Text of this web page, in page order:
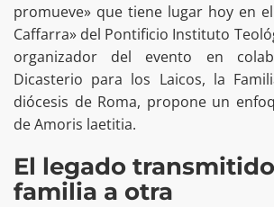
promueve» que tiene lugar hoy en
Caffarra» del Pontificio Instituto
organizador del evento en
Dicasterio para los Laicos, la
diócesis de Roma, propone un
de Amoris laetitia.
El legado
familia a otra